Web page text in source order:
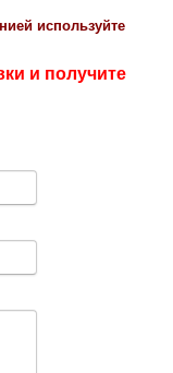
используйте
и получите